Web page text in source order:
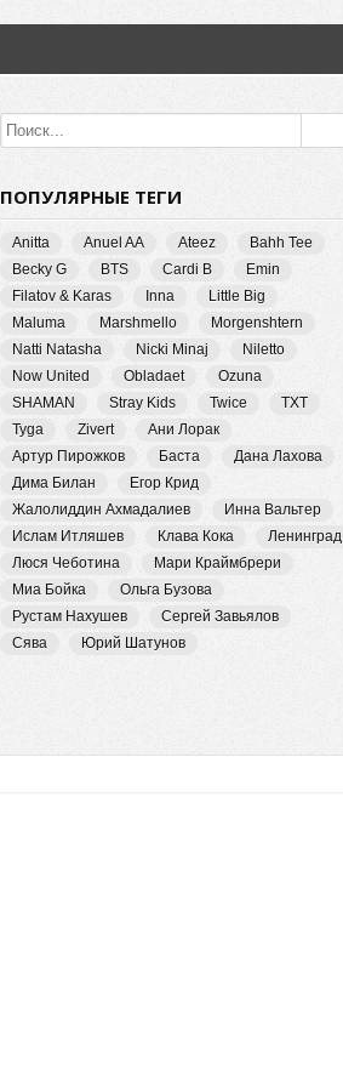
ПОПУЛЯРНЫЕ ТЕГИ
Anitta Anuel AA Ateez
Bahh Tee
Becky G
BTS Cardi B
Emin
Filatov & Karas
Inna
Little Big
Maluma
Marshmello
Morgenshtern
Natti Natasha
Nicki Minaj
Niletto
Now United
Obladaet
Ozuna
SHAMAN
Stray Kids Twice
TXT
Tyga
Zivert
Ани Лорак
Артур Пирожков
Баста
Дана Лахова
Дима Билан
Егор Крид
Жалолиддин Ахмадалиев
Инна Вальтер
Ислам Итляшев
Клава Кока
Ленинград
Люся Чеботина
Мари Краймбрери
Миа Бойка
Ольга Бузова
Рустам Нахушев
Сергей Завьялов
Сява
Юрий Шатунов